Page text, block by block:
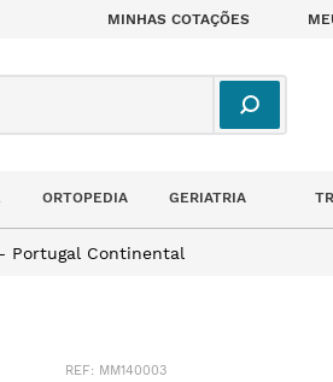
MINHAS COTAÇÕES
ORTOPEDIA GERIATRIA
- Portugal Continental
: MM140003